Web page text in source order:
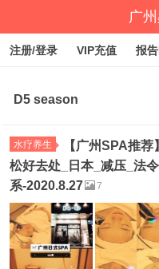
广
注册/登录 VIP充值 报
D5 season
水疗养生
【广州SPA推
松好去处_日本_减压_法
系-2020.8.27
7